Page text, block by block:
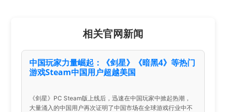
相关官网新闻
中国玩家力量崛起：《剑星》《暗黑4》等热门
游戏Steam中国用户超越美国
《剑星》PC Steam版上线后，迅速在中国玩家中掀起热潮，
大量涌入的中国用户再次证明了中国市场在全球游戏行业中不